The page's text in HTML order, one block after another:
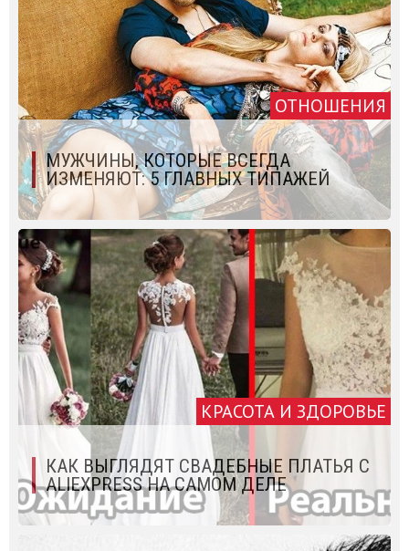
ОТНОШЕНИЯ
МУЖЧИНЫ, КОТОРЫЕ ВСЕГДА
ИЗМЕНЯЮТ: 5 ГЛАВНЫХ ТИПАЖЕЙ
КРАСОТА И ЗДОРОВЬЕ
КАК ВЫГЛЯДЯТ СВАДЕБНЫЕ ПЛАТЬЯ С
ALIEXPRESS НА САМОМ ДЕЛЕ